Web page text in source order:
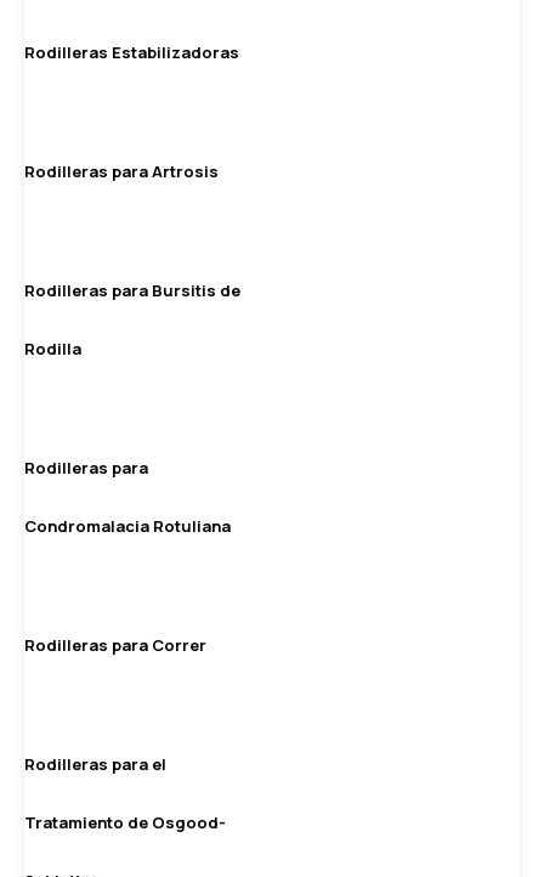
Rodilleras Estabilizadoras
Rodilleras para Artrosis
Rodilleras para Bursitis de
Rodilla
Rodilleras para
Condromalacia Rotuliana
Rodilleras para Correr
Rodilleras para el
Tratamiento de Osgood-